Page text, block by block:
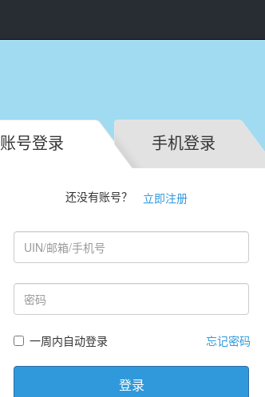
账号登录 手机登录
还没有账号？ 立即注册
一周内自动登录 忘记密码
登录